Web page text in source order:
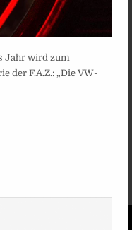
Jahr wird zum
der F.A.Z.: „Die VW-